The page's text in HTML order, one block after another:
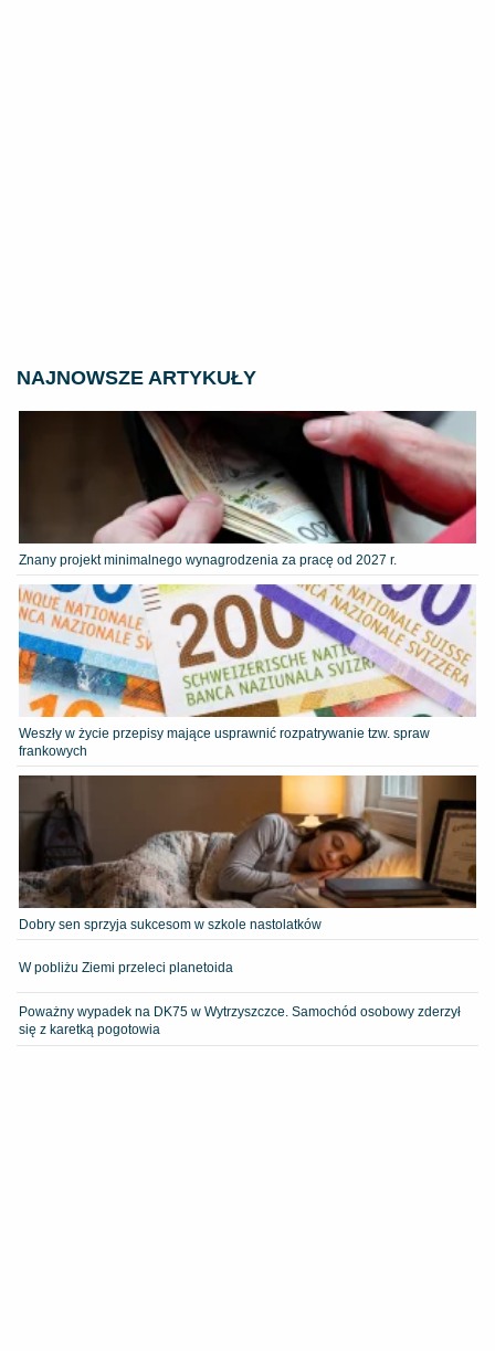
NAJNOWSZE ARTYKUŁY
Znany projekt minimalnego wynagrodzenia za pracę od 2027 r.
Weszły w życie przepisy mające usprawnić rozpatrywanie tzw. spraw
frankowych
Dobry sen sprzyja sukcesom w szkole nastolatków
W pobliżu Ziemi przeleci planetoida
Poważny wypadek na DK75 w Wytrzyszczce. Samochód osobowy zderzył
się z karetką pogotowia